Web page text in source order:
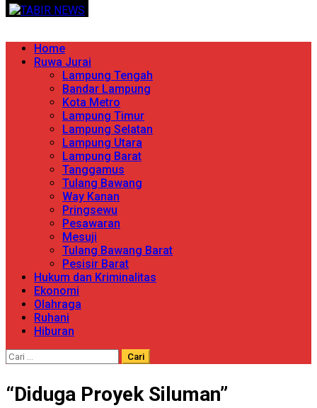
Skip
content
TERPERCAYA MENYINGKAP BERITA
Primary
Menu
Home
Ruwa Jurai
Lampung Tengah
Bandar Lampung
Kota Metro
Lampung Timur
Lampung Selatan
Lampung Utara
Lampung Barat
Tanggamus
Tulang Bawang
Way Kanan
Pringsewu
Pesawaran
Mesuji
Tulang Bawang Barat
Pesisir Barat
Hukum dan Kriminalitas
Ekonomi
Olahraga
Ruhani
Hiburan
Cari
“Diduga Proyek Siluman”